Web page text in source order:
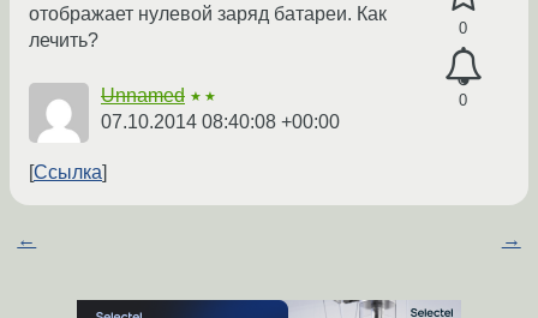
0
0
отображает нулевой заряд батареи. Как
лечить?
Unnamed ★★
07.10.2014 08:40:08 +00:00
Ссылка
← →